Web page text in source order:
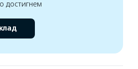
достигнем